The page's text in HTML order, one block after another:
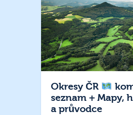
Okresy ČR
seznam + Mapy,
a průvodce